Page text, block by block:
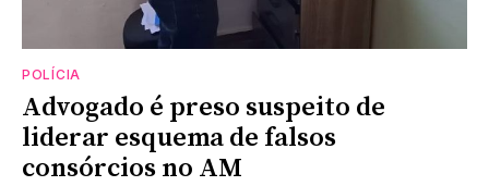
POLÍCIA
Advogado é preso suspeito de
liderar esquema de falsos
consórcios no AM